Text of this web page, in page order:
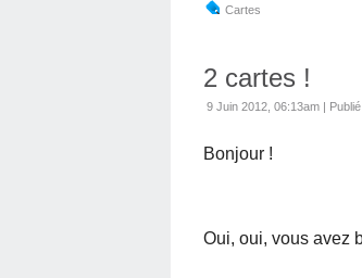
Cartes
2 cartes !
9 Juin 2012, 06:13am |
Bonjour !
Oui, oui, vous avez